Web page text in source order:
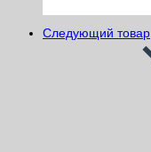
Следующий товар